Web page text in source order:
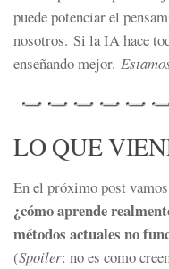
puede potenciar el
nosotros. Si la IA hace
enseñando mejor.
LO QUE
En el próximo post
¿cómo aprende
métodos actuales no
(Spoiler: no es como